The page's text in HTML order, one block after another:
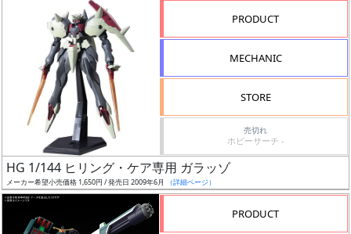
ル
PRODUCT
MECHANIC
STORE
売切れ
ホビーサーチ -
HG 1/144 ヒリング・ケア専用 ガラッゾ
メーカー希望小売価格 1,650円 / 発売日 2009年6月 （詳細ページ）
PRODUCT